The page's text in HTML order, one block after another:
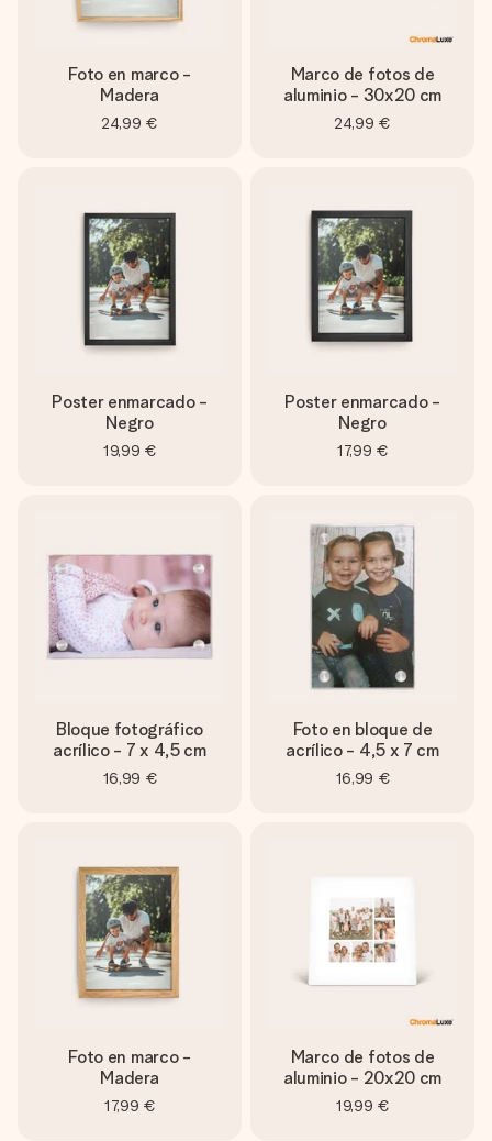
Foto en marco -
Madera
24,99 €
Marco de fotos de
aluminio - 30x20 cm
24,99 €
Poster enmarcado -
Negro
19,99 €
Poster enmarcado -
Negro
17,99 €
Bloque fotográfico
acrílico - 7 x 4,5 cm
16,99 €
Foto en bloque de
acrílico - 4,5 x 7 cm
16,99 €
Foto en marco -
Madera
17,99 €
Marco de fotos de
aluminio - 20x20 cm
19,99 €